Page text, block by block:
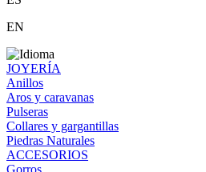
EN
JOYERÍA
Anillos
Aros y caravanas
Pulseras
Collares y gargantillas
Piedras Naturales
ACCESORIOS
Gorros